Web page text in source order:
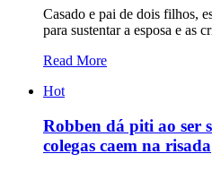
Casado e pai de dois filhos,
para sustentar a esposa e as
Read More
Hot
Robben dá piti ao ser
colegas caem na risada